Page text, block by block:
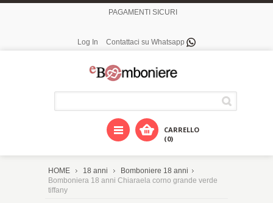
PAGAMENTI SICURI
Log In Contattaci su Whatsapp
CARRELLO
(0)
HOME 18 anni
Bomboniere 18 anni
Bomboniera 18 anni Chiaraela corno grande verde
tiffany